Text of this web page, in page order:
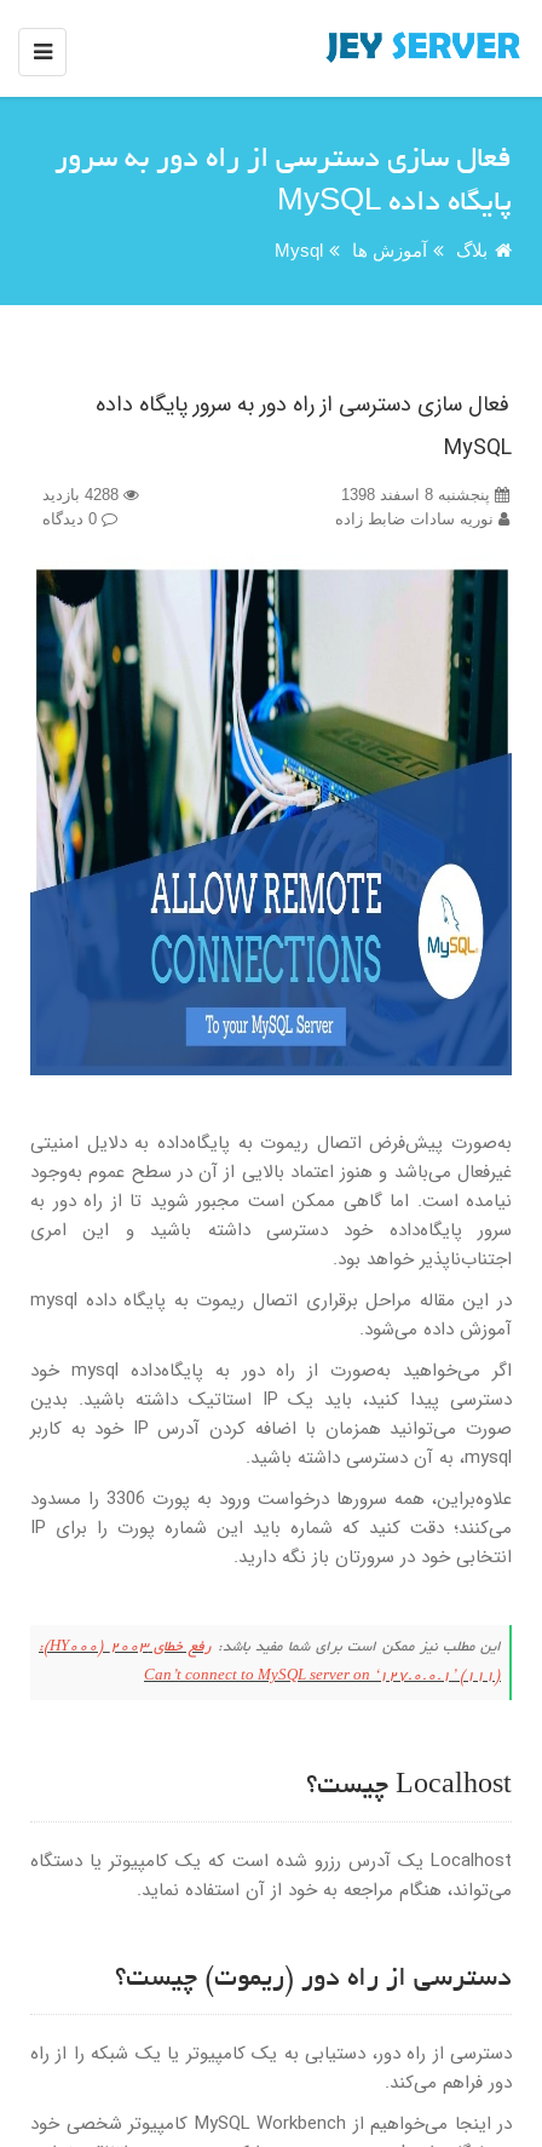
فعال سازی دسترسی از راه دور به سرور
پایگاه داده MySQL
بلاگ آموزش ها Mysql
فعال سازی دسترسی از راه دور به سرور پایگاه داده
MySQL
پنجشنبه 8 اسفند 1398
نوریه سادات ضابط زاده
به‌صورت پیش‌فرض اتصال ریموت به پایگاه‌داده به دلایل امنیتی
غیرفعال می‌باشد و هنوز اعتماد بالایی از آن در سطح عموم به‌وجود
نیامده است. اما گاهی ممکن است مجبور شوید تا از راه دور به
سرور پایگاه‌داده خود دسترسی داشته باشید و این امری
اجتناب‌ناپذیر خواهد بود.
در این مقاله مراحل برقراری اتصال ریموت به پایگاه داده mysql
آموزش داده می‌شود.
اگر می‌خواهید به‌صورت از راه دور به پایگاه‌داده mysql خود
دسترسی پیدا کنید، باید یک IP استاتیک داشته باشید. بدین
صورت می‌توانید همزمان با اضافه کردن آدرس IP خود به کاربر
mysql، به آن دسترسی داشته باشید.
علاوه‌براین، همه سرورها درخواست ورود به پورت 3306 را مسدود
می‌کنند؛ دقت کنید که شماره باید این شماره پورت را برای IP
انتخابی خود در سرورتان باز نگه دارید.
این مطلب نیز ممکن است برای شما مفید باشد:
رفع خطای 2003 (HY000):
Can’t connect to MySQL server on ‘127.0.0.1’ (111)
Localhost چیست؟
Localhost یک آدرس رزرو شده است که یک کامپیوتر یا دستگاه
می‌تواند، هنگام مراجعه به خود از آن استفاده نماید.
دسترسی از راه دور (ریموت) چیست؟
دسترسی از راه دور، دستیابی به یک کامپیوتر یا یک شبکه را از راه
دور فراهم می‌کند.
در اینجا می‌خواهیم از MySQL Workbench کامپیوتر شخصی خود